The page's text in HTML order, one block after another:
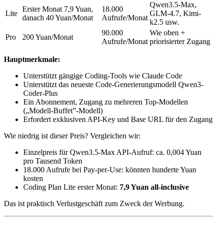
Lite
Erster Monat 7,9 Yuan,
danach 40 Yuan/Monat
18.000
Aufrufe/Monat
Qwen3.5-Max,
GLM-4.7, Kimi-
k2.5 usw.
Pro
200 Yuan/Monat
90.000
Aufrufe/Monat
Wie oben +
priorisierter Zugang
Hauptmerkmale:
Unterstützt gängige Coding-Tools wie Claude Code
Unterstützt das neueste Code-Generierungsmodell Qwen3-
Coder-Plus
Ein Abonnement, Zugang zu mehreren Top-Modellen
(„Modell-Buffet”-Modell)
Erfordert exklusiven API-Key und Base URL für den Zugang
Wie niedrig ist dieser Preis? Vergleichen wir:
Einzelpreis für Qwen3.5-Max API-Aufruf: ca. 0,004 Yuan
pro Tausend Token
18.000 Aufrufe bei Pay-per-Use: könnten hunderte Yuan
kosten
Coding Plan Lite erster Monat: 7,9 Yuan all-inclusive
Das ist praktisch Verlustgeschäft zum Zweck der Werbung.